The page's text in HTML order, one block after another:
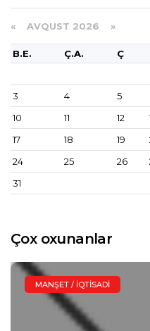
« AVQUST 2026 »
B.E. Ç.A. Ç
3
4 5
10
11 12
17
18 19
24
25 26
31
Çox oxunanlar
MANŞET / İQTISADI